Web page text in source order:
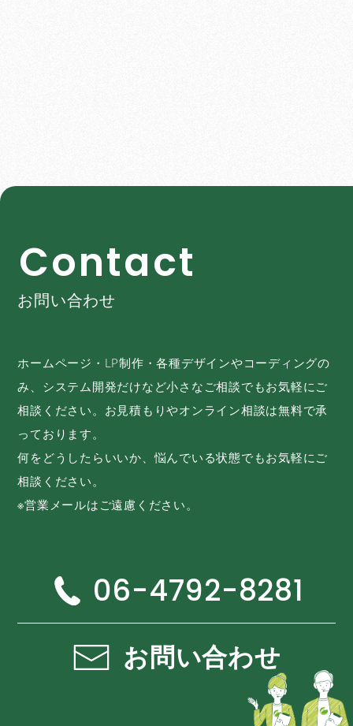
Contact
お問い合わせ
ホームページ・LP制作・各種デザインやコーディングの
み、システム開発だけなど小さなご相談でもお気軽にご
相談ください。お見積もりやオンライン相談は無料で承
っております。
何をどうしたらいいか、悩んでいる状態でもお気軽にご
相談ください。
※営業メールはご遠慮ください。
06-4792-8281
お問い合わせ